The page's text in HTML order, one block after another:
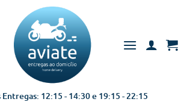
12:15 - 14:30 e 19:15 - 22:15